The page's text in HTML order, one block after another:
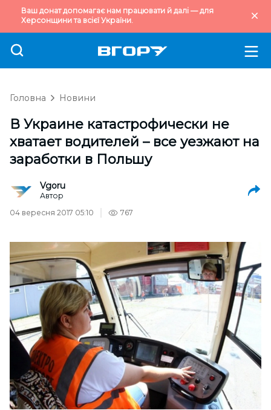
Ваш донат допомагає нам працювати й далі — для
Херсонщини та всієї України.
Головна Новини
В Украине катастрофически не
хватает водителей – все уезжают на
заработки в Польшу
Vgoru
Автор
04 вересня 2017 05:10
767